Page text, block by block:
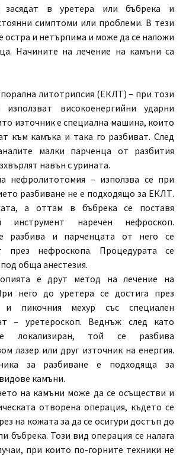
засядат в уретера или бъбрека и
симптоми или проблеми. В тези
остра и нетърпима и може да се наложи
Начините на лечение на камъни са
литотрипсия (EКЛТ) – при този
високоенергийни ударни
източник е специална машина, които
към камъка и така го разбиват. След
малки парченца от разбития
навън с урината.
нефролитотомия – използва се при
разбиване не е подходящо за ЕКЛТ.
а оттам в бъбрека се поставя
инструмент наречен нефроскоп.
разбива и парченцата от него се
през нефроскопа. Процедурата се
обща анестезия.
е друт метод на лечение на
него до уретера се достига през
и пикочния мехур със специален
– уретероскоп. Веднъж след като
локализиран, той се разбива
лазер или друг източник на енергия.
за разбиване е подходяща за
камъни.
на камъни може да се осъществи и
отворена операция, където се
на кожата за да се осигури достъп до
бъбрека. Този вид операция се налага
при които по-горните техники не